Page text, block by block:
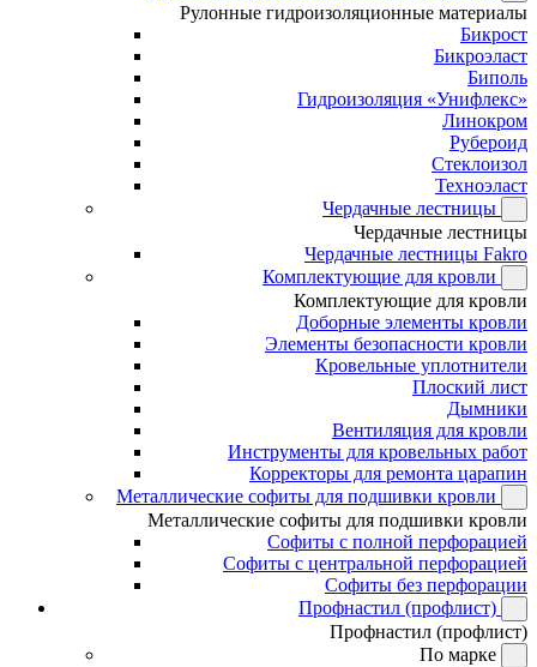
Рулонные гидроизоляционные материалы
Бикрост
Бикроэласт
Биполь
Гидроизоляция «Унифлекс»
Линокром
Рубероид
Стеклоизол
Техноэласт
Чердачные лестницы
Чердачные лестницы
Чердачные лестницы Fakro
Комплектующие для кровли
Комплектующие для кровли
Доборные элементы кровли
Элементы безопасности кровли
Кровельные уплотнители
Плоский лист
Дымники
Вентиляция для кровли
Инструменты для кровельных работ
Корректоры для ремонта царапин
Металлические софиты для подшивки кровли
Металлические софиты для подшивки кровли
Софиты с полной перфорацией
Софиты с центральной перфорацией
Софиты без перфорации
Профнастил (профлист)
Профнастил (профлист)
По марке